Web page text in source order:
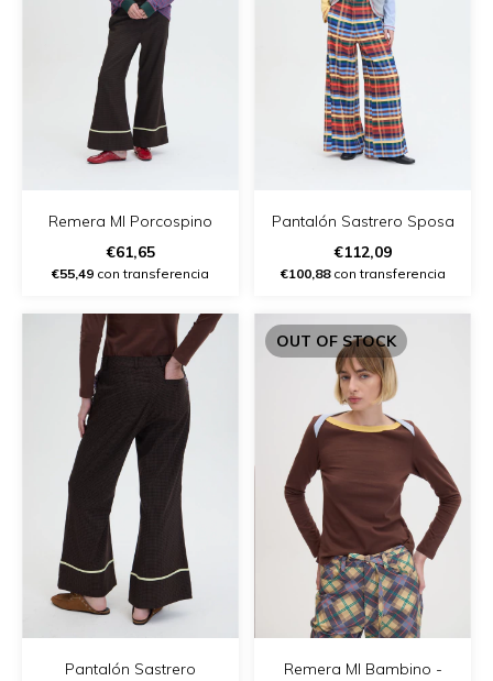
Remera Ml Porcospino
€61,65
€55,49 con transferencia
Pantalón Sastrero Sposa
€112,09
€100,88con transferencia
Pantalón Sastrero
OUT OF STOCK
Remera Ml Bambino -